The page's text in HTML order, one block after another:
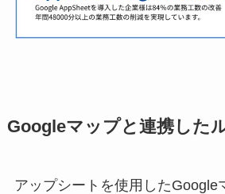
Googleマップと連携した
アップシートを使用したGoogle